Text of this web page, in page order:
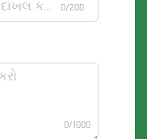
0/200
0/1000